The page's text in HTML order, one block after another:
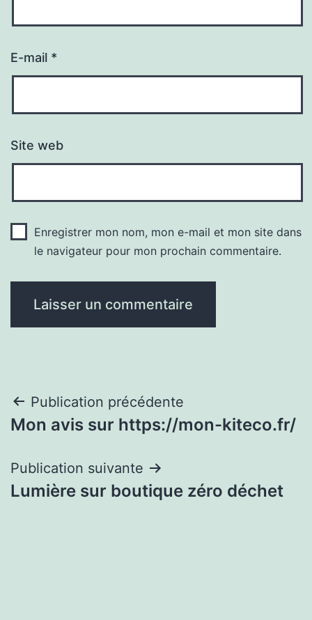
E-mail *
Site web
Enregistrer mon nom, mon e-mail et mon site dans
le navigateur pour mon prochain commentaire.
Navigation
de
l’article
Publication précédente
Mon avis sur https://mon-kiteco.fr/
Publication suivante
Lumière sur boutique zéro déchet